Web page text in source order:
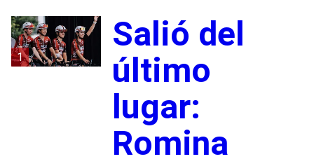
1
Salió del
último
lugar:
Romina